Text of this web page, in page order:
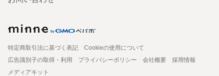
特定商取引法に基づく表記
Cookieの使用について
広告識別子の取得・利用
プライバシーポリシー 会社概要
採用情報
メディアキット